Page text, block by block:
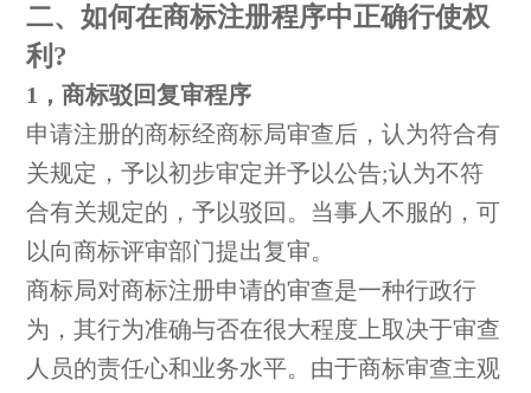
二、如何在商标注册程序中正确行使权
利?
1，商标驳回复审程序
申请注册的商标经商标局审查后，认为符合有
关规定，予以初步审定并予以公告;认为不符
合有关规定的，予以驳回。当事人不服的，可
以向商标评审部门提出复审。
商标局对商标注册申请的审查是一种行政行
为，其行为准确与否在很大程度上取决于审查
人员的责任心和业务水平。由于商标审查主观